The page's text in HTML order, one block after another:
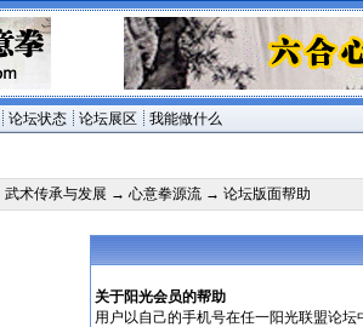
论坛状态 论坛展区 我能做什么
武术传承与发展 → 心意拳源流→ 论坛版面帮助
关于阳光会员的帮助
用户以自己的手机号在任一阳光联盟论